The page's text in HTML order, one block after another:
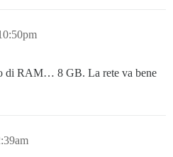
di RAM… 8 GB. La rete va bene